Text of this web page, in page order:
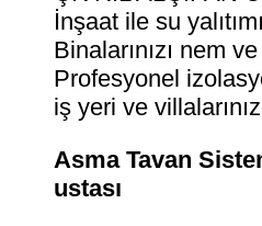
İnşaat ile su
Binalarınızı nem
Profesyonel
iş yeri ve
Asma Tavan
ustası